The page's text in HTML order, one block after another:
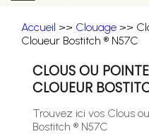
Accueil >> Clouage >>
Cloueur Bostitch ® N57C
CLOUS OU
CLOUEUR
Trouvez ici vos Clous
Bostitch ® N57C